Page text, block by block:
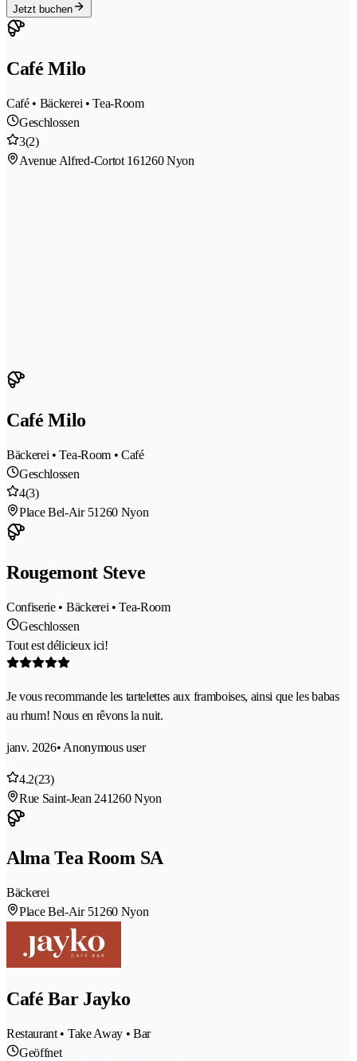
Jetzt buchen
Café Milo
Café • Bäckerei • Tea-Room
Geschlossen
3(2)
Avenue Alfred-Cortot 161260 Nyon
Café Milo
Bäckerei • Tea-Room • Café
Geschlossen
4(3)
Place Bel-Air 51260 Nyon
Rougemont Steve
Confiserie • Bäckerei • Tea-Room
Geschlossen
Tout est délicieux ici!
Je vous recommande les tartelettes aux framboises, ainsi que les babas
au rhum! Nous en rêvons la nuit.
janv. 2026• Anonymous user
4.2(23)
Rue Saint-Jean 241260 Nyon
Alma Tea Room SA
Bäckerei
Place Bel-Air 51260 Nyon
Café Bar Jayko
Restaurant • Take Away • Bar
Geöffnet